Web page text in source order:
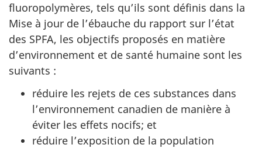
fluoropolymères, tels qu’ils sont définis dans la
Mise à jour de l’ébauche du rapport sur l’état
des SPFA, les objectifs proposés en matière
d’environnement et de santé humaine sont les
suivants :
réduire les rejets de ces substances dans
l’environnement canadien de manière à
éviter les effets nocifs; et
réduire l’exposition de la population